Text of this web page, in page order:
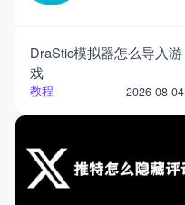
DraStic模拟器怎么导入游
戏
教程 2026-08-04